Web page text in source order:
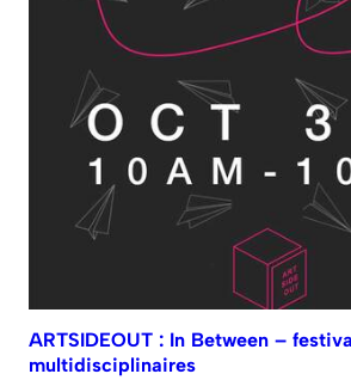
ARTSIDEOUT : In Between –
multidisciplinaires